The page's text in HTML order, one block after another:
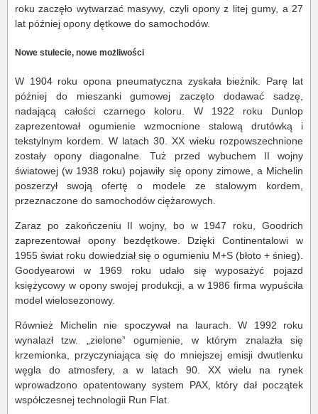
roku zaczęło wytwarzać masywy, czyli opony z litej gumy, a 27
lat później opony dętkowe do samochodów.
Nowe stulecie, nowe możliwości
W 1904 roku opona pneumatyczna zyskała bieżnik. Parę lat
później do mieszanki gumowej zaczęto dodawać sadzę,
nadającą całości czarnego koloru. W 1922 roku Dunlop
zaprezentował ogumienie wzmocnione stalową drutówką i
tekstylnym kordem. W latach 30. XX wieku rozpowszechnione
zostały opony diagonalne. Tuż przed wybuchem II wojny
światowej (w 1938 roku) pojawiły się opony zimowe, a Michelin
poszerzył swoją ofertę o modele ze stalowym kordem,
przeznaczone do samochodów ciężarowych.
Zaraz po zakończeniu II wojny, bo w 1947 roku, Goodrich
zaprezentował opony bezdętkowe. Dzięki Continentalowi w
1955 świat roku dowiedział się o ogumieniu M+S (błoto + śnieg).
Goodyearowi w 1969 roku udało się wyposażyć pojazd
księżycowy w opony swojej produkcji, a w 1986 firma wypuściła
model wielosezonowy.
Również Michelin nie spoczywał na laurach. W 1992 roku
wynalazł tzw. „zielone” ogumienie, w którym znalazła się
krzemionka, przyczyniająca się do mniejszej emisji dwutlenku
węgla do atmosfery, a w latach 90. XX wielu na rynek
wprowadzono opatentowany system PAX, który dał początek
współczesnej technologii Run Flat.